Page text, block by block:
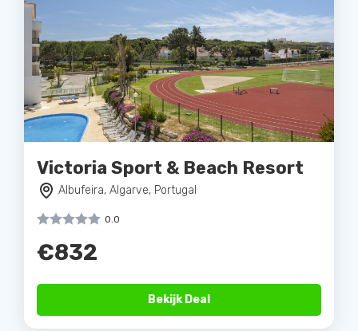
Victoria Sport & Beach Resort
Albufeira, Algarve, Portugal
0.0
€832
Bekijk Deal